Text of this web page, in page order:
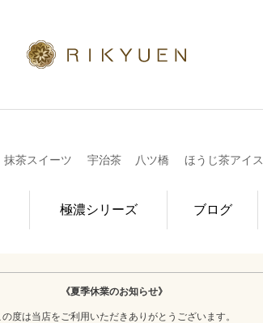
抹茶スイーツ 宇治茶 八ツ橋 ほうじ茶アイス
極濃シリーズ ブログ
《夏季休業のお知らせ》
の度は当店をご利用いただきありがとうございます。